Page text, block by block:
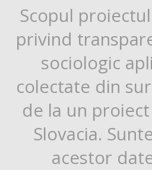
Scopul
privind
sociologic
colectate din
de la un
Slovacia.
acestor